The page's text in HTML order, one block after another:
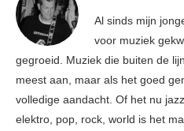
Al sinds mijn
voor muziek
gegroeid. Muziek die buiten de
meest aan, maar als het goed
volledige aandacht. Of het nu
elektro, pop, rock, world is het